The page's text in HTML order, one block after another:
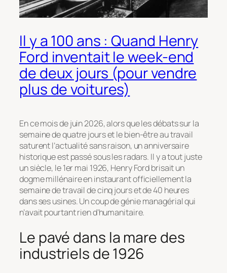
Il y a 100 ans : Quand Henry
Ford inventait le week-end
de deux jours (pour vendre
plus de voitures)
En ce mois de juin 2026, alors que les débats sur la
semaine de quatre jours et le bien-être au travail
saturent l’actualité sans raison, un anniversaire
historique est passé sous les radars. Il y a tout juste
un siècle, le 1er mai 1926, Henry Ford brisait un
dogme millénaire en instaurant officiellement la
semaine de travail de cinq jours et de 40 heures
dans ses usines. Un coup de génie managérial qui
n’avait pourtant rien d’humanitaire.
Le pavé dans la mare des
industriels de 1926